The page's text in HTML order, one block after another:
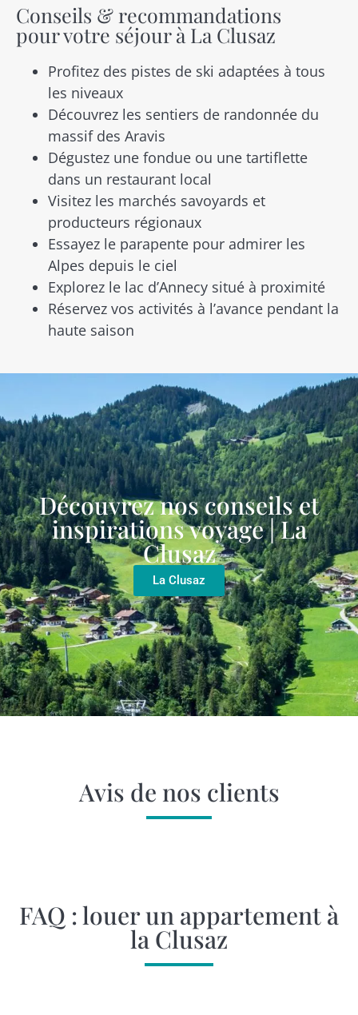
Conseils & recommandations
pour votre séjour à La Clusaz
Profitez des pistes de ski adaptées à tous
les niveaux
Découvrez les sentiers de randonnée du
massif des Aravis
Dégustez une fondue ou une tartiflette
dans un restaurant local
Visitez les marchés savoyards et
producteurs régionaux
Essayez le parapente pour admirer les
Alpes depuis le ciel
Explorez le lac d’Annecy situé à proximité
Réservez vos activités à l’avance pendant la
haute saison
Découvrez nos conseils et
inspirations voyage | La
Clusaz
La Clusaz
Avis de nos clients
FAQ : louer un appartement à
la Clusaz